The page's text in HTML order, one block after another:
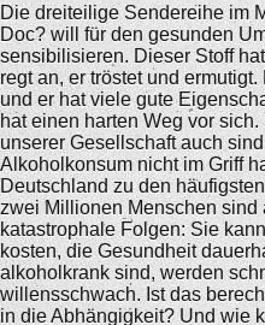
Die dreiteilige Sendereihe im
Doc? will für den gesunden
sensibilisieren. Dieser Stoff
regt an, er tröstet und
und er hat viele gute
hat einen harten Weg vor
unserer Gesellschaft auch
Alkoholkonsum nicht im Griff
Deutschland zu den
zwei Millionen Menschen sind
katastrophale Folgen: Sie
kosten, die Gesundheit
alkoholkrank sind, werden
willensschwach. Ist das
in die Abhängigkeit? Und wie